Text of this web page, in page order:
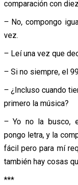
comparación con
– No, compongo
vez.
– Leí una vez que
– Si no siempre, el
– ¿Incluso cuando
primero la música?
– Yo no la busco,
pongo letra, y la
fácil pero para mí
también hay cosas
***